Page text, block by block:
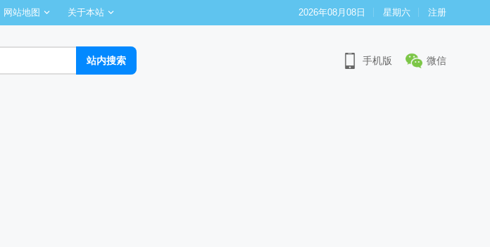
网站地图 关于本站 2026年08月08日 星期六 注册
手机版 微信